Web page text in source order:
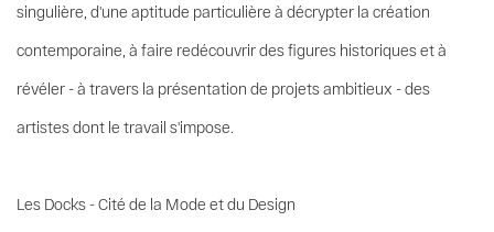
singulière, d'une aptitude particulière à décrypter la création
contemporaine, à faire redécouvrir des figures historiques et à
révéler - à travers la présentation de projets ambitieux - des
artistes dont le travail s'impose.
Les Docks - Cité de la Mode et du Design